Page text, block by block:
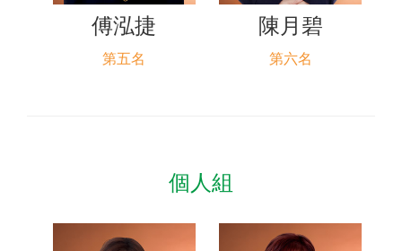
傅泓捷
第五名
陳月碧
第六名
個人組